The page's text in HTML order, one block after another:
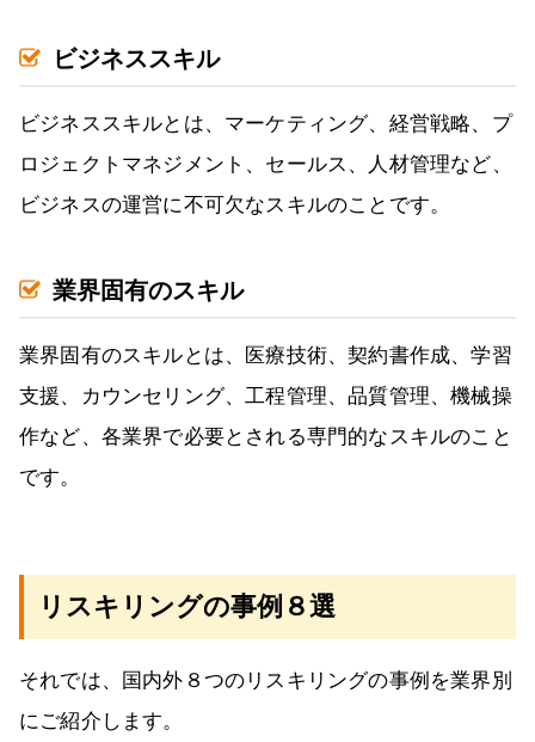
ビジネススキル
ビジネススキルとは、マーケティング、経営戦略、プ
ロジェクトマネジメント、セールス、人材管理など、
ビジネスの運営に不可欠なスキルのことです。
業界固有のスキル
業界固有のスキルとは、医療技術、契約書作成、学習
支援、カウンセリング、工程管理、品質管理、機械操
作など、各業界で必要とされる専門的なスキルのこと
です。
リスキリングの事例８選
それでは、国内外８つのリスキリングの事例を業界別
にご紹介します。